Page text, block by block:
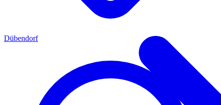
Dübendorf